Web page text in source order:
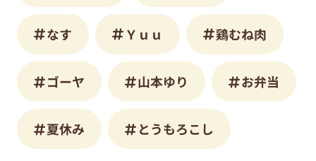
なす Ｙｕｕ 鶏むね肉
ゴーヤ 山本ゆり お弁当
夏休み とうもろこし